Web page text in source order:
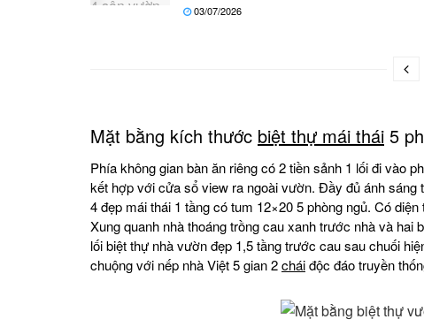
03/07/2026
Mặt bằng kích thước biệt thự mái thái 5
Phía không gian bàn ăn riêng có 2 tiền sảnh 1 lối đi vào
kết hợp với cửa sổ view ra ngoài vườn. Đầy đủ ánh
4 đẹp mái thái 1 tầng có tum 12×20 5 phòng ngủ. Có
Xung quanh nhà thoáng trồng cau xanh trước nhà và
lối biệt thự nhà vườn đẹp 1,5 tầng trước cau sau chuối
chuộng với nếp nhà Việt 5 gian 2cháiđộc đáo truyền